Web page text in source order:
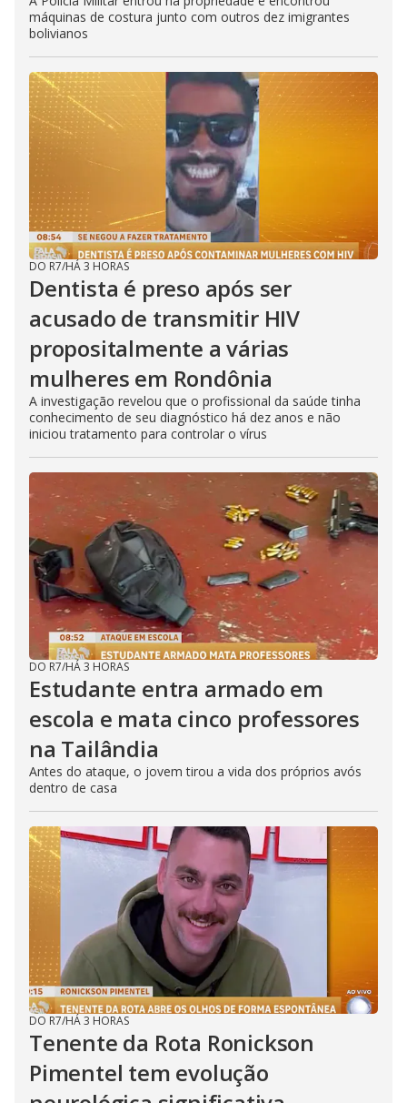
máquinas de costura junto com outros dez imigrantes
bolivianos
DO R7/HÁ 3 HORAS
Dentista é preso após ser
acusado de transmitir HIV
propositalmente a várias
mulheres em Rondônia
A investigação revelou que o profissional da saúde tinha
conhecimento de seu diagnóstico há dez anos e não
iniciou tratamento para controlar o vírus
DO R7/HÁ 3 HORAS
Estudante entra armado em
escola e mata cinco professores
na Tailândia
Antes do ataque, o jovem tirou a vida dos próprios avós
dentro de casa
DO R7/HÁ 3 HORAS
Tenente da Rota Ronickson
Pimentel tem evolução